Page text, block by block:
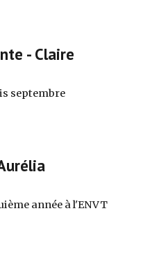
- Claire
septembre
année à l'ENVT